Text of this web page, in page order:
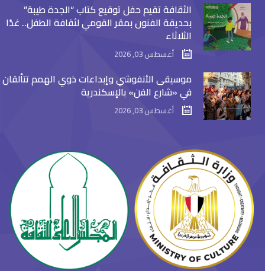
الثقافة تقيم حفل توقيع كتاب “الجدة طيبة”
بحديقة الفنون بمقر القومي لثقافة الطفل.. غدًا
الثلاثاء
أغسطس 03, 2026
موسيقى الأنفوشي وإبداعات ذوي الهمم تتألقان
في «شارع الفن» بالإسكندرية
أغسطس 03, 2026